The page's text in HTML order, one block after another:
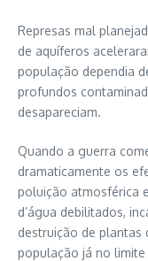
Represas mal
de aquíferos
população dependia
profundos
desapareciam.
Quando a guerra
dramaticamente os
poluição atmosférica
d’água debilitados,
destruição de plantas
população já no limite